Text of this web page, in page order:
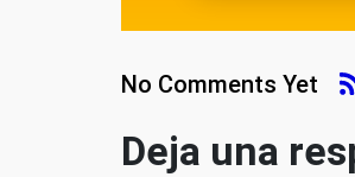
No Comments Yet
Deja una